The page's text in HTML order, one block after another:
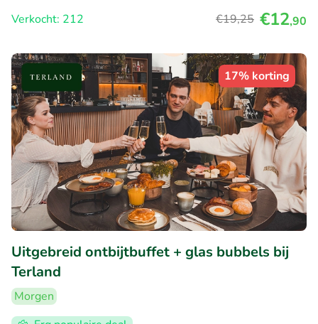
Verkocht: 212
€19,25 €12,90
17% korting
Uitgebreid ontbijtbuffet + glas bubbels bij
Terland
Morgen